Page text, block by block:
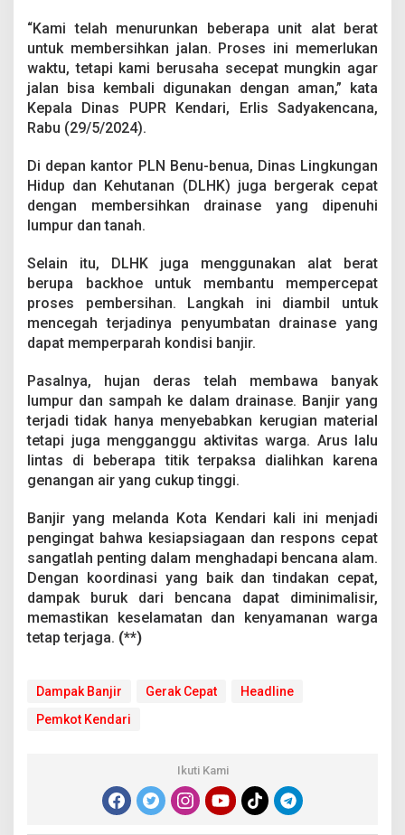
“Kami telah menurunkan beberapa unit alat berat
untuk membersihkan jalan. Proses ini memerlukan
waktu, tetapi kami berusaha secepat mungkin agar
jalan bisa kembali digunakan dengan aman,” kata
Kepala Dinas PUPR Kendari, Erlis Sadyakencana,
Rabu (29/5/2024).
Di depan kantor PLN Benu-benua, Dinas Lingkungan
Hidup dan Kehutanan (DLHK) juga bergerak cepat
dengan membersihkan drainase yang dipenuhi
lumpur dan tanah.
Selain itu, DLHK juga menggunakan alat berat
berupa backhoe untuk membantu mempercepat
proses pembersihan. Langkah ini diambil untuk
mencegah terjadinya penyumbatan drainase yang
dapat memperparah kondisi banjir.
Pasalnya, hujan deras telah membawa banyak
lumpur dan sampah ke dalam drainase. Banjir yang
terjadi tidak hanya menyebabkan kerugian material
tetapi juga mengganggu aktivitas warga. Arus lalu
lintas di beberapa titik terpaksa dialihkan karena
genangan air yang cukup tinggi.
Banjir yang melanda Kota Kendari kali ini menjadi
pengingat bahwa kesiapsiagaan dan respons cepat
sangatlah penting dalam menghadapi bencana alam.
Dengan koordinasi yang baik dan tindakan cepat,
dampak buruk dari bencana dapat diminimalisir,
memastikan keselamatan dan kenyamanan warga
tetap terjaga. (**)
Dampak Banjir Gerak Cepat
Headline
Pemkot Kendari
Ikuti Kami